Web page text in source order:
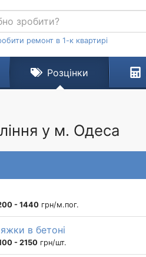
ремонт в 1-к квартирі
Розцінки
у м. Одеса
- 1440 грн/м.пог.
в бетоні
- 2150 грн/шт.